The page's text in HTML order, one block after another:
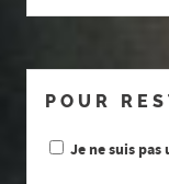
POUR
Je ne suis